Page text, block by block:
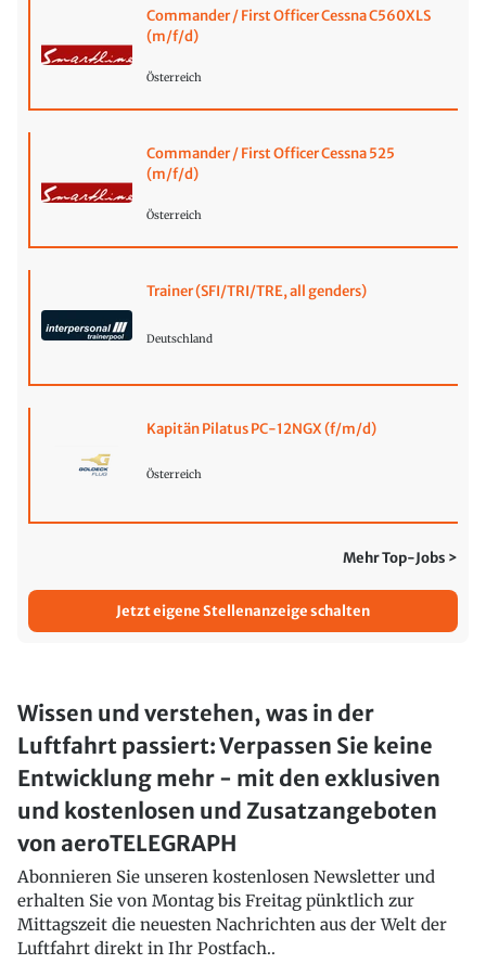
Commander / First Officer Cessna C560XLS
(m/f/d)
Österreich
Commander / First Officer Cessna 525
(m/f/d)
Österreich
Trainer (SFI/TRI/TRE, all genders)
Deutschland
Kapitän Pilatus PC-12NGX (f/m/d)
Österreich
Mehr Top-Jobs >
Jetzt eigene Stellenanzeige schalten
Wissen und verstehen, was in der
Luftfahrt passiert: Verpassen Sie keine
Entwicklung mehr - mit den exklusiven
und kostenlosen und Zusatzangeboten
von aeroTELEGRAPH
Abonnieren Sie unseren kostenlosen Newsletter und
erhalten Sie von Montag bis Freitag pünktlich zur
Mittagszeit die neuesten Nachrichten aus der Welt der
Luftfahrt direkt in Ihr Postfach..